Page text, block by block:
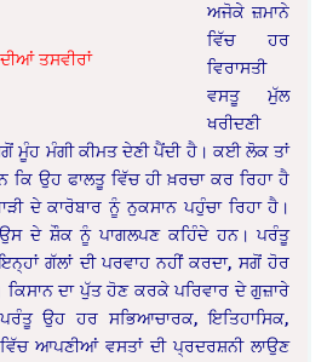
ਤਸਵੀਰਾਂ
ਅਜੋਕੇ ਜ਼ਮਾਨੇ
ਵਿੱਚ ਹਰ
ਵਿਰਾਸਤੀ
ਵਸਤੂ ਮੁੱਲ
ਖਰੀਦਣੀ
ਮੂੰਹ ਮੰਗੀ ਕੀਮਤ ਦੇਣੀ ਪੈਂਦੀ ਹੈ। ਕਈ ਲੋਕ ਤਾਂ
ਉਹ ਫਾਲਤੂ ਵਿੱਚ ਹੀ ਖ਼ਰਚਾ ਕਰ ਰਿਹਾ ਹੈ
ਦੇ ਕਾਰੋਬਾਰ ਨੂੰ ਨੁਕਸਾਨ ਪਹੁੰਚਾ ਰਿਹਾ ਹੈ।
ਦੇ ਸ਼ੌਕ ਨੂੰ ਪਾਗਲਪਣ ਕਹਿੰਦੇ ਹਨ। ਪਰੰਤੂ
ਗੱਲਾਂ ਦੀ ਪਰਵਾਹ ਨਹੀਂ ਕਰਦਾ, ਸਗੋਂ ਹੋਰ
ਦਾ ਪੁੱਤ ਹੋਣ ਕਰਕੇ ਪਰਿਵਾਰ ਦੇ ਗੁਜ਼ਾਰੇ
ਉਹ ਹਰ ਸਭਿਆਚਾਰਕ, ਇਤਿਹਾਸਿਕ,
ਆਪਣੀਆਂ ਵਸਤਾਂ ਦੀ ਪ੍ਰਦਰਸ਼ਨੀ ਲਾਉਣ